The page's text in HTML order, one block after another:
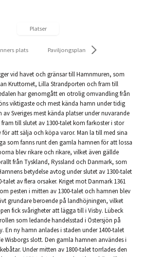
plats
Platser
Paviljongsplan
vid havet och gränsar till Hamnmuren, som
Kruttornet, Lilla Strandporten och fram till
har genomgått en otrolig omvandling från
viktigaste och mest kända hamn under tidig
Sveriges mest kända platser under nuvarande
fram till slutet av 1300-talet kom farkoster i stor
att sälja och köpa varor. Man la till med sina
som fanns runt den gamla hamnen för att lossa
blev rikare och rikare, vilket även gällde
från Tyskland, Ryssland och Danmark, som
betydelse avtog under slutet av 1300-talet
talet av flera orsaker. Kriget mot Danmark 1361
pesten i mitten av 1300-talet och hamnen blev
grundare beroende på landhöjningen, vilket
fick svårigheter att lägga till i Visby. Lübeck
som ledande handelsstad i Östersjön på
En ny hamn anlades i staden under 1400-talet
Wisborgs slott. Den gamla hamnen användes i
Under mitten av 1800-talet torrlades den